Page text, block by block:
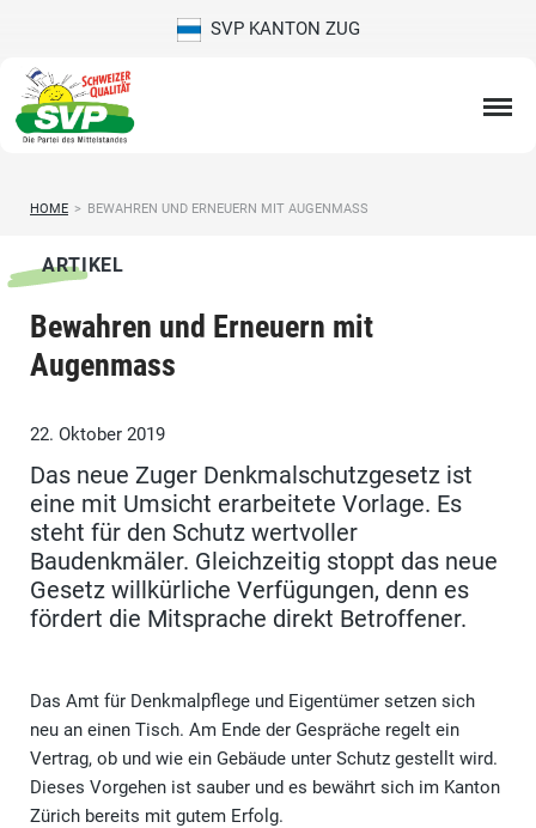
SVP KANTON ZUG
HOME > BEWAHREN UND ERNEUERN MIT AUGENMASS
ARTIKEL
Bewahren und Erneuern mit
Augenmass
22. Oktober 2019
Das neue Zuger Denkmalschutzgesetz ist
eine mit Umsicht erarbeitete Vorlage. Es
steht für den Schutz wertvoller
Baudenkmäler. Gleichzeitig stoppt das neue
Gesetz willkürliche Verfügungen, denn es
fördert die Mitsprache direkt Betroffener.
Das Amt für Denkmalpflege und Eigentümer setzen sich
neu an einen Tisch. Am Ende der Gespräche regelt ein
Vertrag, ob und wie ein Gebäude unter Schutz gestellt wird.
Dieses Vorgehen ist sauber und es bewährt sich im Kanton
Zürich bereits mit gutem Erfolg.